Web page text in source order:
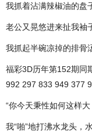
我抓着沾满辣椒油的盘
老公又晃悠进来扯我袖
我抓起半碗凉掉的排骨
福彩3D历年第152期同
992 297 833 949 377
“你今天秉性如何这样大
我“啪”地打沸水龙头，